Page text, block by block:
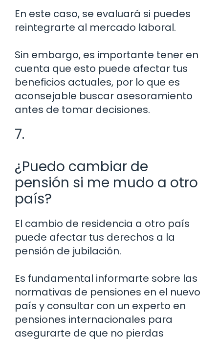
En este caso, se evaluará si puedes
reintegrarte al mercado laboral.
Sin embargo, es importante tener en
cuenta que esto puede afectar tus
beneficios actuales, por lo que es
aconsejable buscar asesoramiento
antes de tomar decisiones.
7.
¿Puedo cambiar de
pensión si me mudo a otro
país?
El cambio de residencia a otro país
puede afectar tus derechos a la
pensión de jubilación.
Es fundamental informarte sobre las
normativas de pensiones en el nuevo
país y consultar con un experto en
pensiones internacionales para
asegurarte de que no pierdas